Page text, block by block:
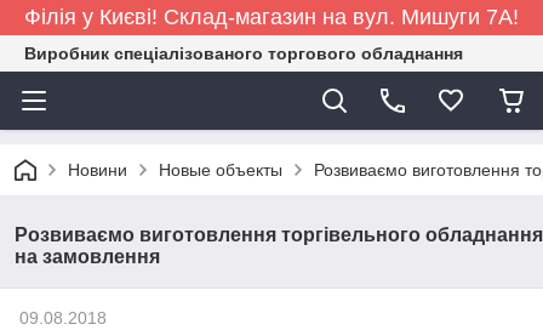
Філія у Києві! Склад-магазин на вул. Мишуги 7А!
Виробник спеціалізованого торгового обладнання
Новини Новые объекты Розвиваємо виготовлення
Розвиваємо виготовлення торгівельного обладнання
на замовлення
09.08.2018